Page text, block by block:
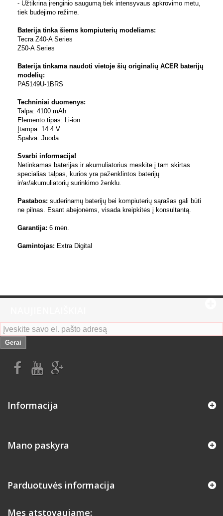
- Užtikrina įrenginio saugumą tiek intensyvaus apkrovimo metu,
tiek budėjimo režime.
Baterija tinka šiems kompiuterių modeliams:
Tecra Z40-A Series
Z50-A Series
Baterija tinkama naudoti vietoje šių originalių ACER baterijų
modelių:
PA5149U-1BRS
Techniniai duomenys:
Talpa: 4100 mAh
Elemento tipas: Li-ion
Įtampa: 14.4 V
Spalva: Juoda
Svarbi informacija!
Netinkamas baterijas ir akumuliatorius meskite į tam skirtas
specialias talpas, kurios yra paženklintos baterijų
ir/ar/akumuliatorių surinkimo ženklu.
Pastabos: suderinamų baterijų bei kompiuterių sąrašas gali būti
ne pilnas. Esant abejonėms, visada kreipkitės į konsultantą.
Garantija: 6 mėn.
Gamintojas: Extra Digital
Gerai
Informacija
Mano paskyra
Parduotuvės informacija
Mes atstovaujame: